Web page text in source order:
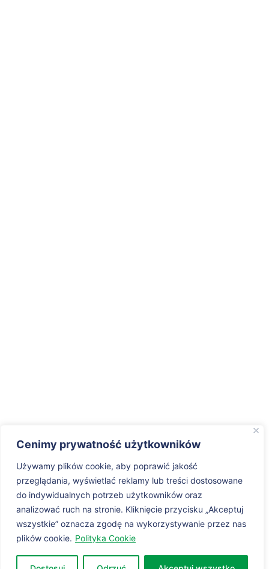
Cenimy prywatność użytkowników
Używamy plików cookie, aby poprawić jakość
przeglądania, wyświetlać reklamy lub treści dostosowane
do indywidualnych potrzeb użytkowników oraz
analizować ruch na stronie. Kliknięcie przycisku „Akceptuj
wszystkie” oznacza zgodę na wykorzystywanie przez nas
plików cookie. Polityka Cookie